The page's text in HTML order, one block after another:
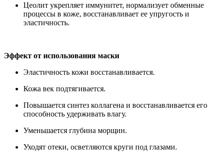
Цеолит укрепляет иммунитет, нормализует обменные
процессы в коже, восстанавливает ее упругость и
эластичность.
Эффект от использования маски
Эластичность кожи восстанавливается.
Кожа век подтягивается.
Повышается синтез коллагена и восстанавливается его
способность удерживать влагу.
Уменьшается глубина морщин.
Уходят отеки, осветляются круги под глазами.